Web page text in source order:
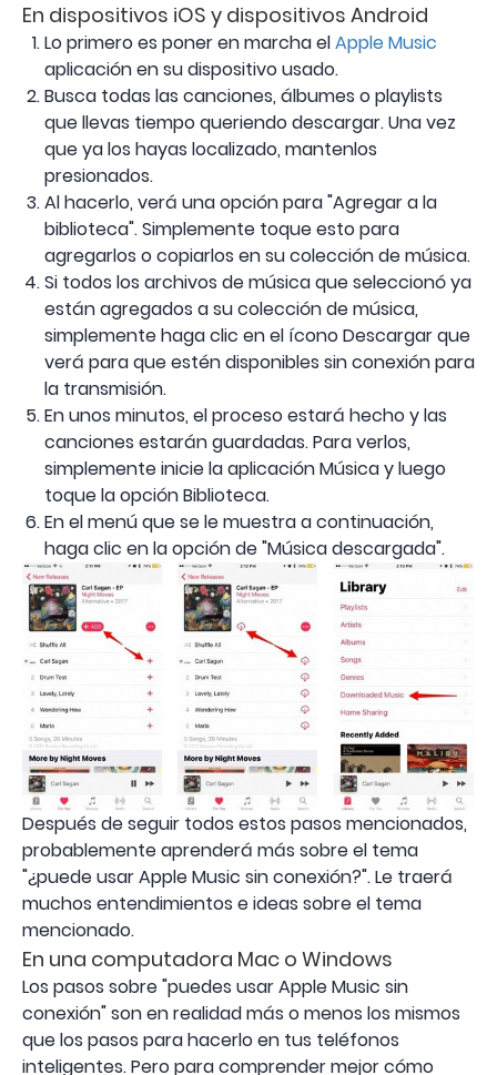
En dispositivos iOS y dispositivos Android
Lo primero es poner en marcha elApple Music
aplicación en su dispositivo usado.
Busca todas las canciones, álbumes o playlists
que llevas tiempo queriendo descargar. Una vez
que ya los hayas localizado, mantenlos
presionados.
Al hacerlo, verá una opción para "Agregar a la
biblioteca". Simplemente toque esto para
agregarlos o copiarlos en su colección de música.
Si todos los archivos de música que seleccionó ya
están agregados a su colección de música,
simplemente haga clic en el ícono Descargar que
verá para que estén disponibles sin conexión para
la transmisión.
En unos minutos, el proceso estará hecho y las
canciones estarán guardadas. Para verlos,
simplemente inicie la aplicación Música y luego
toque la opción Biblioteca.
En el menú que se le muestra a continuación,
haga clic en la opción de "Música descargada".
Después de seguir todos estos pasos mencionados,
probablemente aprenderá más sobre el tema
"¿puede usar Apple Music sin conexión?". Le traerá
muchos entendimientos e ideas sobre el tema
mencionado.
En una computadora Mac o Windows
Los pasos sobre "puedes usar Apple Music sin
conexión" son en realidad más o menos los mismos
que los pasos para hacerlo en tus teléfonos
inteligentes. Pero para comprender mejor cómo